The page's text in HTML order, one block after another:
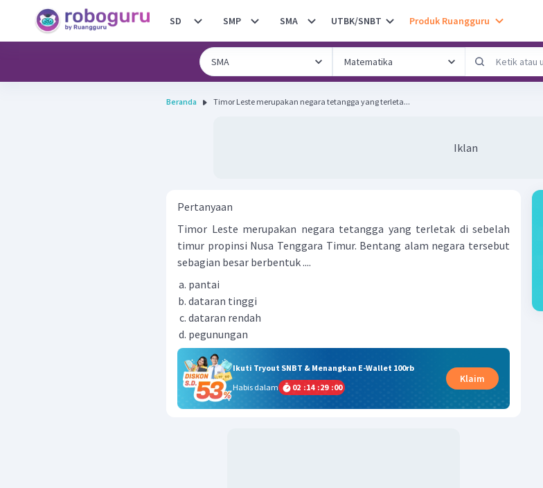
SD SMP SMA UTBK/SNBT Produk Ruangguru
Beranda Timor Leste merupakan negara tetangga yang terleta...
Iklan
Pertanyaan
Timor Leste merupakan negara tetangga yang terletak di sebelah
timur propinsi Nusa Tenggara Timur. Bentang alam negara tersebut
sebagian besar berbentuk ....
pantai
dataran tinggi
dataran rendah
pegunungan
Ikuti Tryout SNBT & Menangkan E-Wallet 100rb
Habis dalam
02 :14 :29 :00
Klaim